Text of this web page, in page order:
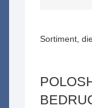
Sortiment,